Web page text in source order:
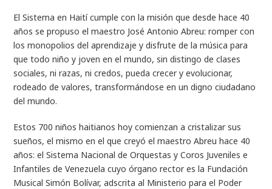
El Sistema en Haití cumple con la misión que desde hace 40
años se propuso el maestro José Antonio Abreu: romper con
los monopolios del aprendizaje y disfrute de la música para
que todo niño y joven en el mundo, sin distingo de clases
sociales, ni razas, ni credos, pueda crecer y evolucionar,
rodeado de valores, transformándose en un digno ciudadano
del mundo.
Estos 700 niños haitianos hoy comienzan a cristalizar sus
sueños, el mismo en el que creyó el maestro Abreu hace 40
años: el Sistema Nacional de Orquestas y Coros Juveniles e
Infantiles de Venezuela cuyo órgano rector es la Fundación
Musical Simón Bolívar, adscrita al Ministerio para el Poder